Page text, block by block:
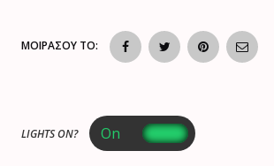
ΜΟΙΡΑΣΟΥ ΤΟ:
LIGHTS ON?